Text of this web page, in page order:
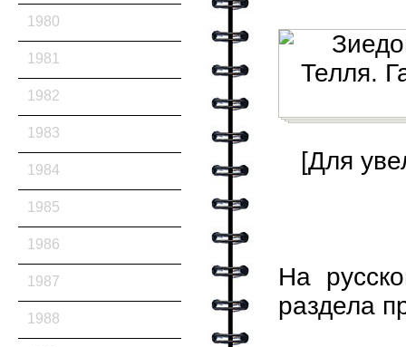
1980
1981
1982
1983
1984
1985
1986
1987
1988
[Для
На
раздела